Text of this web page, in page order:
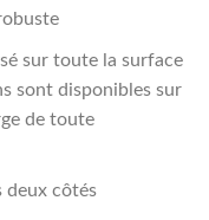
sur toute la surface
sont disponibles sur
de toute
deux côtés